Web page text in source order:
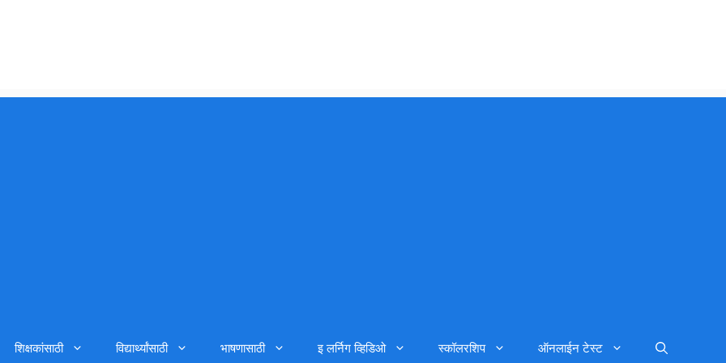
शिक्षकांसाठी विद्यार्थ्यांसाठी भाषणासाठी इ लर्निग व्हिडिओ स्कॉलरशिप ऑनलाईन टेस्ट